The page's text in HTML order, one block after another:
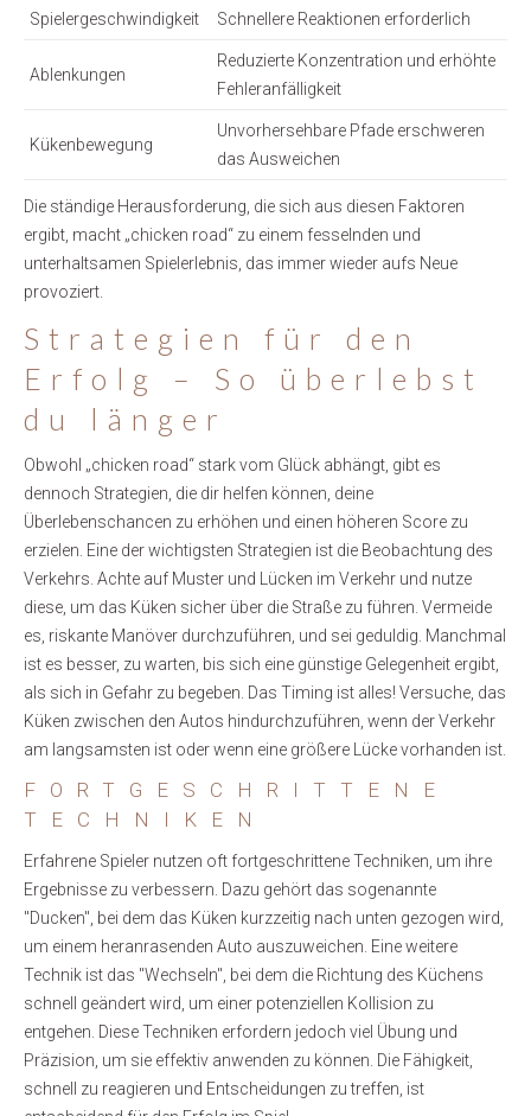
Spielergeschwindigkeit Schnellere Reaktionen erforderlich
Ablenkungen
Reduzierte Konzentration und erhöhte
Fehleranfälligkeit
Kükenbewegung
Unvorhersehbare Pfade erschweren
das Ausweichen
Die ständige Herausforderung, die sich aus diesen Faktoren
ergibt, macht „chicken road“ zu einem fesselnden und
unterhaltsamen Spielerlebnis, das immer wieder aufs Neue
provoziert.
Strategien für den
Erfolg – So überlebst
du länger
Obwohl „chicken road“ stark vom Glück abhängt, gibt es
dennoch Strategien, die dir helfen können, deine
Überlebenschancen zu erhöhen und einen höheren Score zu
erzielen. Eine der wichtigsten Strategien ist die Beobachtung des
Verkehrs. Achte auf Muster und Lücken im Verkehr und nutze
diese, um das Küken sicher über die Straße zu führen. Vermeide
es, riskante Manöver durchzuführen, und sei geduldig. Manchmal
ist es besser, zu warten, bis sich eine günstige Gelegenheit ergibt,
als sich in Gefahr zu begeben. Das Timing ist alles! Versuche, das
Küken zwischen den Autos hindurchzuführen, wenn der Verkehr
am langsamsten ist oder wenn eine größere Lücke vorhanden ist.
FORTGESCHRITTENE
TECHNIKEN
Erfahrene Spieler nutzen oft fortgeschrittene Techniken, um ihre
Ergebnisse zu verbessern. Dazu gehört das sogenannte
"Ducken", bei dem das Küken kurzzeitig nach unten gezogen wird,
um einem heranrasenden Auto auszuweichen. Eine weitere
Technik ist das "Wechseln", bei dem die Richtung des Küchens
schnell geändert wird, um einer potenziellen Kollision zu
entgehen. Diese Techniken erfordern jedoch viel Übung und
Präzision, um sie effektiv anwenden zu können. Die Fähigkeit,
schnell zu reagieren und Entscheidungen zu treffen, ist